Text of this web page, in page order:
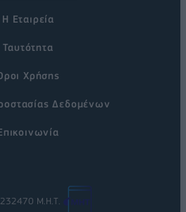
Η Εταιρεία
Ταυτότητα
Χρήσης
Δεδομένων
Μ.Η.Τ.